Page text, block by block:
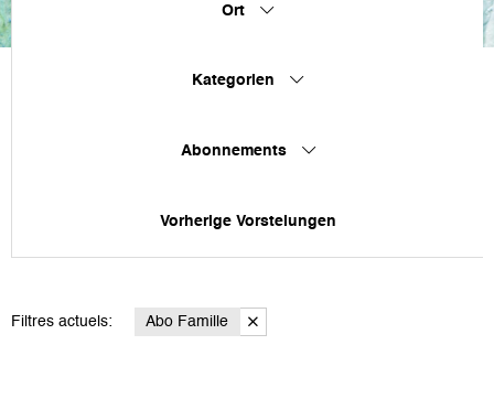
Ort
Kategorien
Abonnements
Vorherige Vorstelungen
Filtres actuels: Abo Famille